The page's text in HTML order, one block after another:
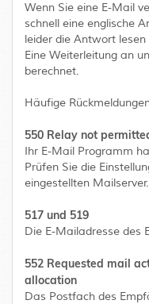
Wenn Sie eine E-Mail
schnell eine englische
leider die Antwort lesen
Eine Weiterleitung an
berechnet.
Häufige
550 Relay not
Ihr E-Mail Programm
Prüfen Sie die
eingestellten Mailserver.
517 und 519
Die E-Mailadresse des
552 Requested mail
allocation
Das Postfach des